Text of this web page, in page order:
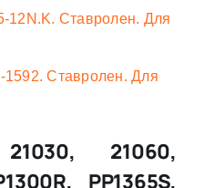
12N.K. Ставролен. Для
Ставролен. Для
21060,
PP1365S,